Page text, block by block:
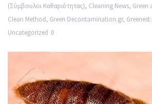
(Σύμβουλοι Καθαριότητας), Cleaning News, Green
Clean Method, Green Decontamination.gr,
Uncategorized 0